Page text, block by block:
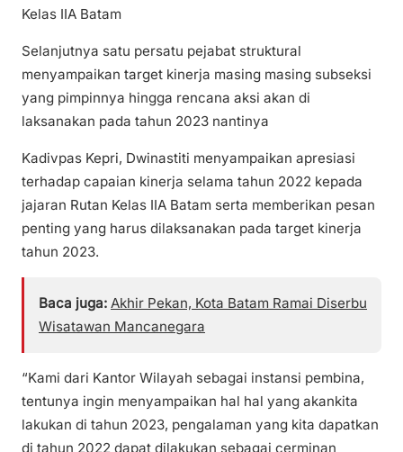
Kelas IIA Batam
Selanjutnya satu persatu pejabat struktural
menyampaikan target kinerja masing masing subseksi
yang pimpinnya hingga rencana aksi akan di
laksanakan pada tahun 2023 nantinya
Kadivpas Kepri, Dwinastiti menyampaikan apresiasi
terhadap capaian kinerja selama tahun 2022 kepada
jajaran Rutan Kelas IIA Batam serta memberikan pesan
penting yang harus dilaksanakan pada target kinerja
tahun 2023.
Baca juga: Akhir Pekan, Kota Batam Ramai Diserbu
Wisatawan Mancanegara
“Kami dari Kantor Wilayah sebagai instansi pembina,
tentunya ingin menyampaikan hal hal yang akankita
lakukan di tahun 2023, pengalaman yang kita dapatkan
di tahun 2022 dapat dilakukan sebagai cerminan